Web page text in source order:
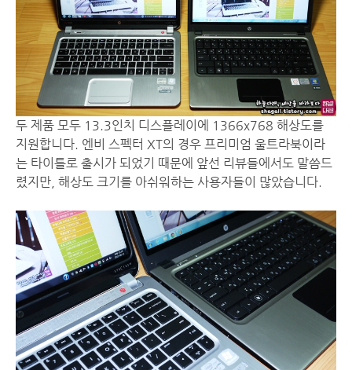
두 제품 모두 13.3인치 디스플레이에 1366x768 해상도를
지원합니다. 엔비 스펙터 XT의 경우 프리미엄 울트라북이라
는 타이틀로 출시가 되었기 때문에 앞선 리뷰들에서도 말씀드
렸지만, 해상도 크기를 아쉬워하는 사용자들이 많았습니다.